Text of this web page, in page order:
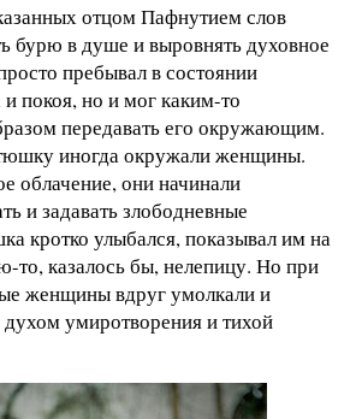
отцом Пафнутием слов
бурю в душе и выровнять духовное
пребывал в состоянии
покоя, но и мог каким-то
передавать его окружающим.
иногда окружали женщины.
облачение, они начинали
и задавать злободневные
кротко улыбался, показывал им на
то, казалось бы, нелепицу. Но при
женщины вдруг умолкали и
умиротворения и тихой